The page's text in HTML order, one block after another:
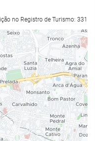
no Registro de Turismo: 331